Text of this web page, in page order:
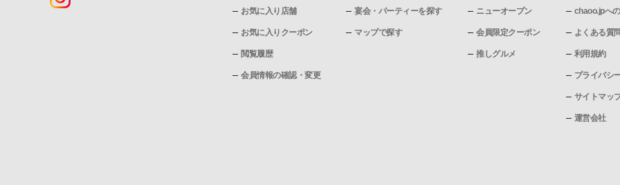
お気に入り店舗
お気に入りクーポン
閲覧履歴
会員情報の確認・変更
宴会・パーティーを探す
マップで探す
ニューオープン
会員限定クーポン
推しグルメ
chaoo.jpへ
よくある質
利用規約
プライバシ
サイトマッ
運営会社